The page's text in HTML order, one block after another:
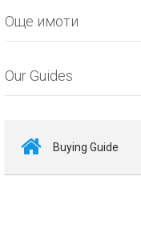
Още имоти
Our Guides
Buying Guide